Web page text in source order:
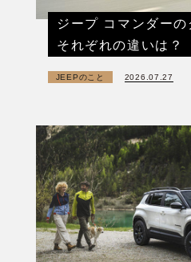
ジープ コマンダーの
それぞれの違いは？
JEEPのこと 2026.07.27